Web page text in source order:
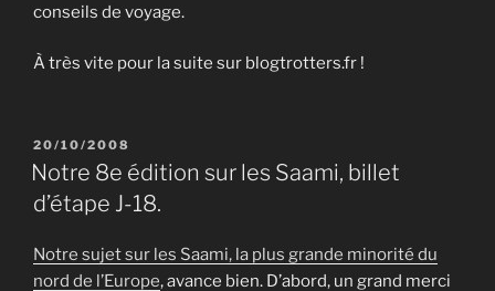
conseils de voyage.
À très vite pour la suite sur blogtrotters.fr !
PUBLIÉ
LE
20/10/2008
Notre 8e édition sur les Saami, billet
d’étape J-18.
Notre sujet sur les Saami, la plus grande minorité du
nord de l’Europe, avance bien. D’abord, un grand merci